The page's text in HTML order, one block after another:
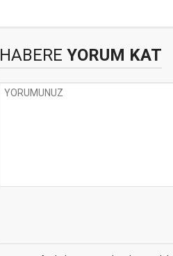
HABERE YORUM KAT